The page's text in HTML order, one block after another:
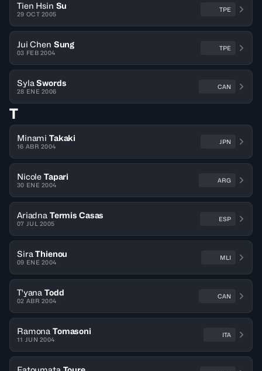
Tien Hsin Su
29 OCT 2005
TPE
Jui Chen Sung
03 FEB 2004
TPE
Syla Swords
28 ENE 2006
CAN
T
Minami Takaki
16 ABR 2004
JPN
Nicole Tapari
30 ENE 2004
ARG
Ariadna Termis Casas
07 JUL 2005
ESP
Sira Thienou
09 ENE 2004
MLI
T'yana Todd
02 ABR 2004
CAN
Ramona Tomasoni
11 JUN 2004
ITA